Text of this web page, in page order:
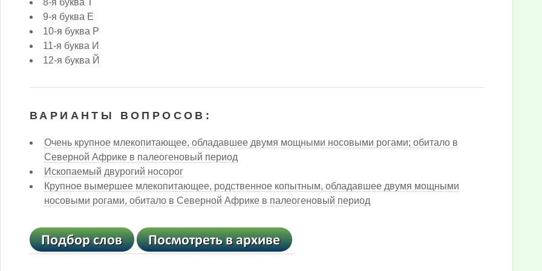
8-я буква Т
9-я буква Е
10-я буква Р
11-я буква И
12-я буква Й
ВАРИАНТЫ ВОПРОСОВ:
Очень крупное млекопитающее, обладавшее двумя мощными носовыми рогами; обитало в
Северной Африке в палеогеновый период
Ископаемый двурогий носорог
Крупное вымершее млекопитающее, родственное копытным, обладавшее двумя мощными
носовыми рогами, обитало в Северной Африке в палеогеновый период